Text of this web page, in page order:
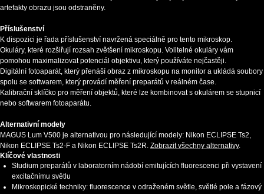
artefakty obrazu jsou odstraněny.
Příslušenství
K dispozici je řada příslušenství navržená speciálně pro tento mikroskop.
Okuláry, které rozšiřují rozsah zvětšení mikroskopu. Volitelné okuláry vám
pomohou maximalizovat potenciál objektivu, který používáte nejčastěji.
Digitální fotoaparát, který přenáší obraz z mikroskopu na monitor a ukládá soubory
spolu se softwarem, který provádí měření preparátů v reálném čase.
Kalibrační sklíčko pro měření objektů, které lze kombinovat s okulárem se stupnicí
nebo softwarem fotoaparátu.
Alternativní modely
MAGUS Lum V500 je alternativou pro následující modely: Nikon ECLIPSE Ts2,
Nikon ECLIPSE Ts2-F a Nikon ECLIPSE Ts2R. Zobrazit všechny alternativy.
Klíčové vlastnosti
Studium preparátů v laboratorním nádobí emitujících fluorescenci při vystavení
excitačnímu světlu
Mikroskopické techniky: fluorescence v odraženém světle, světlé pole a fázový